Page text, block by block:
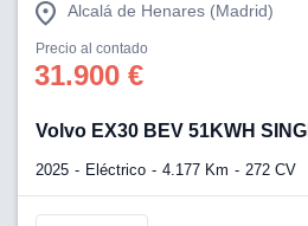
Alcalá de Henares (Madrid)
Precio al contado
31.900 €
Volvo EX30 BEV 51KWH
2025 Eléctrico 4.177 Km 272 CV